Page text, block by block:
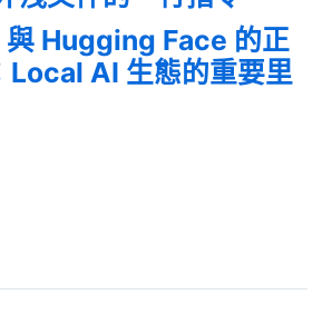
Hugging Face 的正
Local AI 生態的重要里